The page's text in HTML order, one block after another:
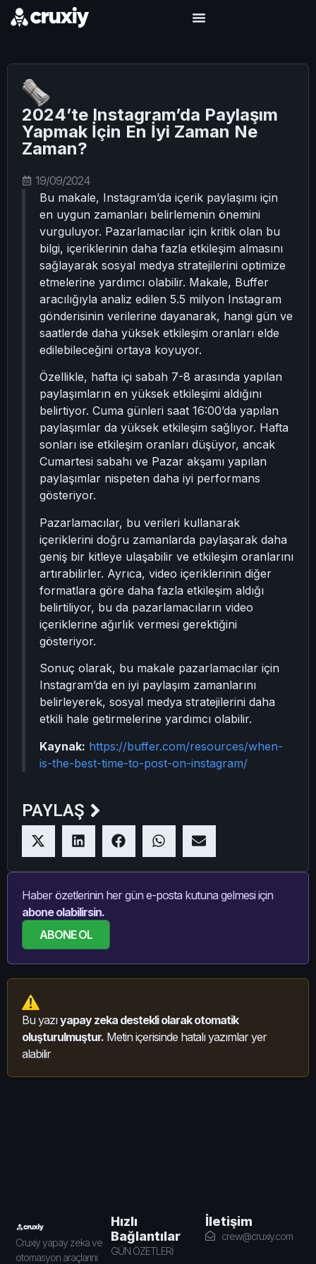
2024’te Instagram’da Paylaşım
Yapmak İçin En İyi Zaman Ne
Zaman?
19/09/2024
Bu makale, Instagram’da içerik paylaşımı için
en uygun zamanları belirlemenin önemini
vurguluyor. Pazarlamacılar için kritik olan bu
bilgi, içeriklerinin daha fazla etkileşim almasını
sağlayarak sosyal medya stratejilerini optimize
etmelerine yardımcı olabilir. Makale, Buffer
aracılığıyla analiz edilen 5.5 milyon Instagram
gönderisinin verilerine dayanarak, hangi gün ve
saatlerde daha yüksek etkileşim oranları elde
edilebileceğini ortaya koyuyor.
Özellikle, hafta içi sabah 7-8 arasında yapılan
paylaşımların en yüksek etkileşimi aldığını
belirtiyor. Cuma günleri saat 16:00’da yapılan
paylaşımlar da yüksek etkileşim sağlıyor. Hafta
sonları ise etkileşim oranları düşüyor, ancak
Cumartesi sabahı ve Pazar akşamı yapılan
paylaşımlar nispeten daha iyi performans
gösteriyor.
Pazarlamacılar, bu verileri kullanarak
içeriklerini doğru zamanlarda paylaşarak daha
geniş bir kitleye ulaşabilir ve etkileşim oranlarını
artırabilirler. Ayrıca, video içeriklerinin diğer
formatlara göre daha fazla etkileşim aldığı
belirtiliyor, bu da pazarlamacıların video
içeriklerine ağırlık vermesi gerektiğini
gösteriyor.
Sonuç olarak, bu makale pazarlamacılar için
Instagram’da en iyi paylaşım zamanlarını
belirleyerek, sosyal medya stratejilerini daha
etkili hale getirmelerine yardımcı olabilir.
Kaynak: https://buffer.com/resources/when-
is-the-best-time-to-post-on-instagram/
PAYLAŞ
Haber özetlerinin her gün e-posta kutuna gelmesi için
abone olabilirsin.
ABONE OL
Bu yazıyapay zeka destekli olarak otomatik
oluşturulmuştur. Metin içerisinde hatalı yazımlar yer
alabilir
Cruxiy yapay zeka ve
otomasyon araçlarını
Hızlı
Bağlantılar
GÜN ÖZETLERİ
İletişim
crew@cruxiy.com